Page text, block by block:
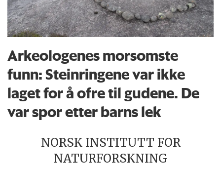
Arkeologenes morsomste
funn: Steinringene var ikke
laget for å ofre til gudene. De
var spor etter barns lek
NORSK INSTITUTT FOR
NATURFORSKNING